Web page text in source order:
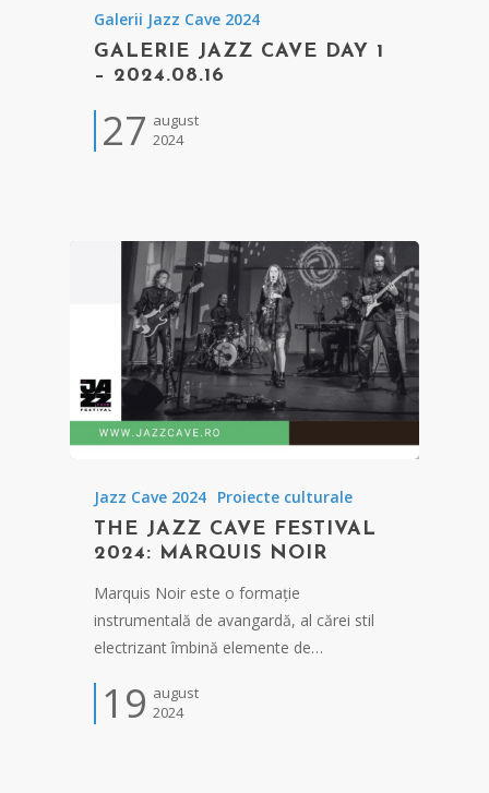
Galerii Jazz Cave 2024
GALERIE JAZZ CAVE DAY 1
– 2024.08.16
27 august
2024
Jazz Cave 2024 Proiecte culturale
THE JAZZ CAVE FESTIVAL
2024: MARQUIS NOIR
Marquis Noir este o formație
instrumentală de avangardă, al cărei stil
electrizant îmbină elemente de…
19 august
2024